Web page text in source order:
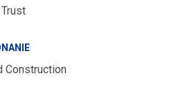
Trust
Construction